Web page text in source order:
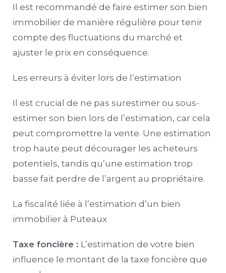
Il est recommandé de faire estimer son bien
immobilier de manière régulière pour tenir
compte des fluctuations du marché et
ajuster le prix en conséquence.
Les erreurs à éviter lors de l’estimation
Il est crucial de ne pas surestimer ou sous-
estimer son bien lors de l’estimation, car cela
peut compromettre la vente. Une estimation
trop haute peut décourager les acheteurs
potentiels, tandis qu’une estimation trop
basse fait perdre de l’argent au propriétaire.
La fiscalité liée à l’estimation d’un bien
immobilier à Puteaux
Taxe foncière : L’estimation de votre bien
influence le montant de la taxe foncière que